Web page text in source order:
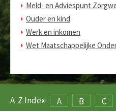
Meld- en Adviespunt
Ouder en kind
Werk en inkomen
Wet Maatschappelijke
A-Z Index: A B C